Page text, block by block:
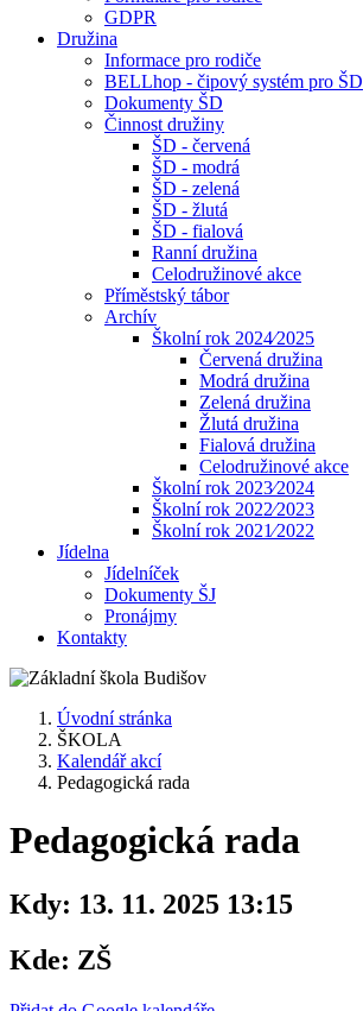
GDPR
Družina
Informace pro rodiče
BELLhop - čipový systém pro ŠD
Dokumenty ŠD
Činnost družiny
ŠD - červená
ŠD - modrá
ŠD - zelená
ŠD - žlutá
ŠD - fialová
Ranní družina
Celodružinové akce
Příměstský tábor
Archív
Školní rok 2024⁄2025
Červená družina
Modrá družina
Zelená družina
Žlutá družina
Fialová družina
Celodružinové akce
Školní rok 2023⁄2024
Školní rok 2022⁄2023
Školní rok 2021⁄2022
Jídelna
Jídelníček
Dokumenty ŠJ
Pronájmy
Kontakty
Úvodní stránka
ŠKOLA
Kalendář akcí
Pedagogická rada
Pedagogická rada
Kdy: 13. 11. 2025 13:15
Kde: ZŠ